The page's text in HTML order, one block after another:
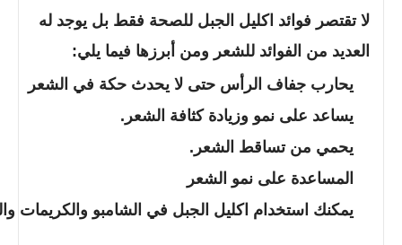
لا تقتصر فوائد اكليل الجبل للصحة فقط بل يوجد له
العديد من الفوائد للشعر ومن أبرزها فيما يلي:
يحارب جفاف الرأس حتى لا يحدث حكة في الشعر
يساعد على نمو وزيادة كثافة الشعر.
يحمي من تساقط الشعر.
المساعدة على نمو الشعر
يمكنك استخدام اكليل الجبل في الشامبو والكريمات